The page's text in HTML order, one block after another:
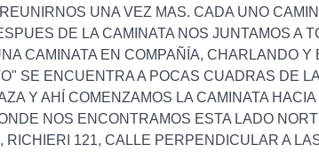
UNA VEZ MAS. CADA UNO
DE LA CAMINATA NOS JUNTAMOS A
CAMINATA EN COMPAÑÍA, CHARLANDO
SE ENCUENTRA A POCAS CUADRAS DE
Y AHÍ COMENZAMOS LA CAMINATA
NOS ENCONTRAMOS ESTA LADO
RICHIERI 121, CALLE PERPENDICULAR A